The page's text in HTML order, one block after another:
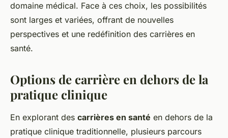
domaine médical. Face à ces choix, les possibilités
sont larges et variées, offrant de nouvelles
perspectives et une redéfinition des carrières en
santé.
Options de carrière en dehors de la
pratique clinique
En explorant des carrières en santé en dehors de la
pratique clinique traditionnelle, plusieurs parcours